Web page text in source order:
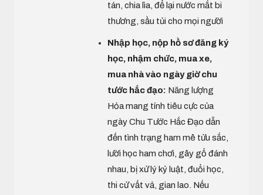
tán, chia lìa, để lại nước mắt bi
thương, sầu tủi cho mọi người
Nhập học, nộp hồ sơ đăng ký
học, nhậm chức, mua xe,
mua nhà vào ngày giờ chu
tước hắc đạo: Năng lượng
Hỏa mang tính tiêu cực của
ngày Chu Tước Hắc Đạo dẫn
đến tình trạng ham mê tửu sắc,
lười học ham chơi, gây gổ đánh
nhau, bị xử lý kỷ luật, đuổi học,
thi cử vất vả, gian lao. Nếu